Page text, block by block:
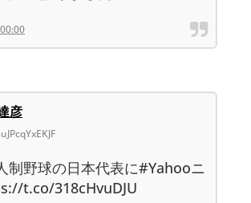
彦
制野球の日本代表に#Yahooニ
t.co/318cHvuDJU